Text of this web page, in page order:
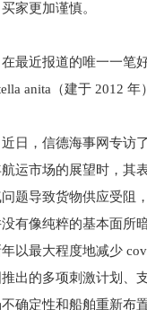
家更加谨慎。
在最近报道的唯一一笔
anita（建于 2012
近日，信德海事网专访
运市场的展望时，其
问题导致货物供应受阻
有像纯粹的基本面所
年以最大程度地减少
出的多项刺激计划、
确定性和船舶重新布